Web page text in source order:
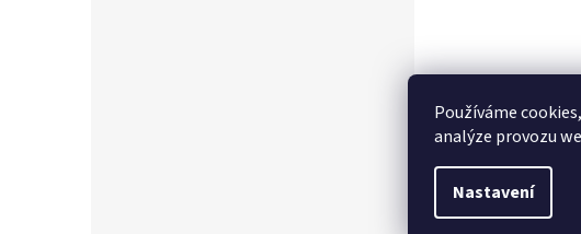
Používáme
analýze provozu
Nastavení